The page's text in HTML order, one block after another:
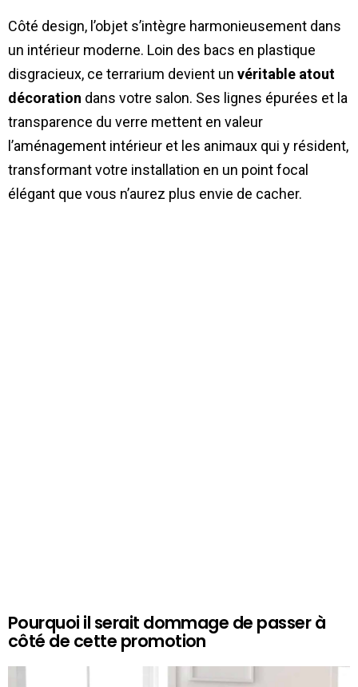
Côté design, l’objet s’intègre harmonieusement dans
un intérieur moderne. Loin des bacs en plastique
disgracieux, ce terrarium devient un véritable atout
décoration dans votre salon. Ses lignes épurées et la
transparence du verre mettent en valeur
l’aménagement intérieur et les animaux qui y résident,
transformant votre installation en un point focal
élégant que vous n’aurez plus envie de cacher.
Pourquoi il serait dommage de passer à
côté de cette promotion